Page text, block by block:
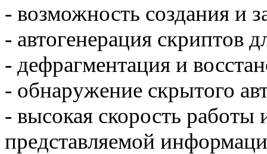
- возможность создания и
- автогенерация скриптов
- дефрагментация и
- обнаружение скрытого
- высокая скорость
представляемой